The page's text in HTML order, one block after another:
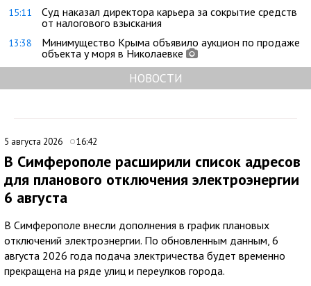
15:11
Суд наказал директора карьера за сокрытие средств
от налогового взыскания
13:38
Минимущество Крыма объявило аукцион по продаже
объекта у моря в Николаевке
НОВОСТИ
5 августа 2026 16:42
В Симферополе расширили список адресов
для планового отключения электроэнергии
6 августа
В Симферополе внесли дополнения в график плановых
отключений электроэнергии. По обновленным данным, 6
августа 2026 года подача электричества будет временно
прекращена на ряде улиц и переулков города.